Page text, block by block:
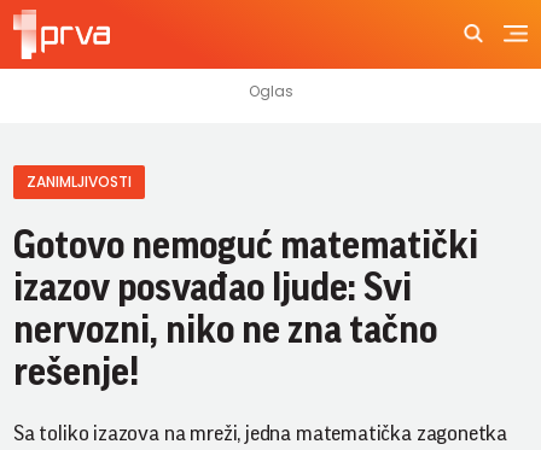
ZANIMLJIVOSTI
Gotovo nemoguć matematički
izazov posvađao ljude: Svi
nervozni, niko ne zna tačno
rešenje!
Sa toliko izazova na mreži, jedna matematička zagonetka